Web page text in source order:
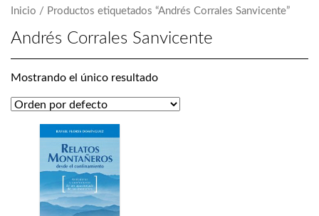
Inicio / Productos etiquetados “Andrés Corrales Sanvicente”
Andrés Corrales Sanvicente
Mostrando el único resultado